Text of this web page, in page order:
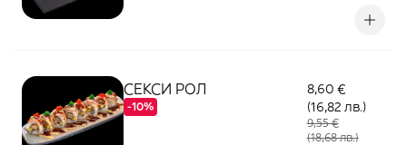
СЕКСИ РОЛ
-10%
8,60 €
(16,82 лв.)
9,55 €
(18,68 лв.)